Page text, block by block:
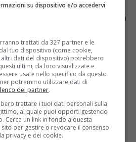
troppo profonda.Pare che lui le
nel tentativo di riavvicinarsi, ma
di volergli ancora bene, di non
posso permettere di essere
così da tutti, devo
Pieraccioni, ammesso e
su dispositivo e/o accedervi
trattati da 327 partner e le
tuo dispositivo (come cookie,
dati del dispositivo) potrebbero
ultimi, da loro visualizzate e
usate nello specifico da questo
potremmo utilizzare dati di
dei partner.
trattare i tuoi dati personali sulla
al quale puoi opporti gestendo
Cerca un link in fondo a questa
per gestire o revocare il consenso
privacy e dei cookie.